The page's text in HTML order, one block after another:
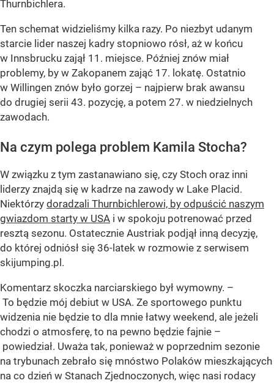
Thurnbichlera.
Ten schemat widzieliśmy kilka razy. Po niezbyt udanym
starcie lider naszej kadry stopniowo rósł, aż w końcu
w Innsbrucku zajął 11. miejsce. Później znów miał
problemy, by w Zakopanem zająć 17. lokatę. Ostatnio
w Willingen znów było gorzej – najpierw brak awansu
do drugiej serii 43. pozycję, a potem 27. w niedzielnych
zawodach.
Na czym polega problem Kamila Stocha?
W związku z tym zastanawiano się, czy Stoch oraz inni
liderzy znajdą się w kadrze na zawody w Lake Placid.
Niektórzy doradzali Thurnbichlerowi, by odpuścić naszym
gwiazdom starty w USA i w spokoju potrenować przed
resztą sezonu. Ostatecznie Austriak podjął inną decyzję,
do której odniósł się 36-latek w rozmowie z serwisem
skijumping.pl.
Komentarz skoczka narciarskiego był wymowny. –
To będzie mój debiut w USA. Ze sportowego punktu
widzenia nie będzie to dla mnie łatwy weekend, ale jeżeli
chodzi o atmosferę, to na pewno będzie fajnie –
powiedział. Uważa tak, ponieważ w poprzednim sezonie
na trybunach zebrało się mnóstwo Polaków mieszkających
na co dzień w Stanach Zjednoczonych, więc nasi rodacy